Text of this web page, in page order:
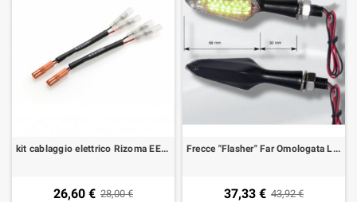
kit cablaggio elettrico Rizoma EE079H per frecce aftermarket Ducati
26,60 € 28,00 €
Frecce "Flasher" Far Omologata Led in alluminio nere (2 pezzi)
37,33 € 43,92 €